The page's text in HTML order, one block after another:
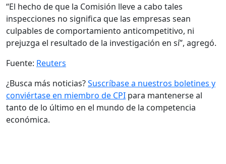
“El hecho de que la Comisión lleve a cabo tales
inspecciones no significa que las empresas sean
culpables de comportamiento anticompetitivo, ni
prejuzga el resultado de la investigación en sí”, agregó.
Fuente: Reuters
¿Busca más noticias?Suscríbase a nuestros boletines y
conviértase en miembro de CPI para mantenerse al
tanto de lo último en el mundo de la competencia
económica.